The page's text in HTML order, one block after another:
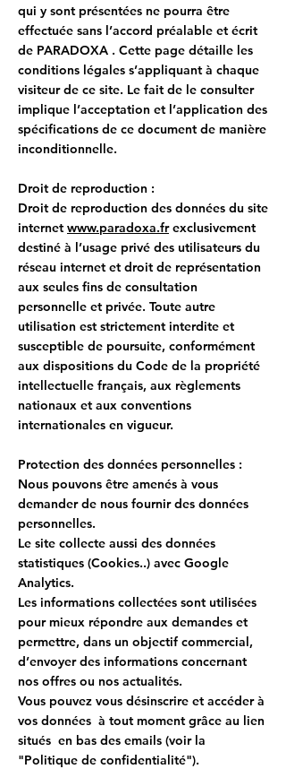
qui y sont présentées ne pourra être
effectuée sans l’accord préalable et écrit
de PARADOXA . Cette page détaille les
conditions légales s’appliquant à chaque
visiteur de ce site. Le fait de le consulter
implique l’acceptation et l’application des
spécifications de ce document de manière
inconditionnelle.
Droit de reproduction :
Droit de reproduction des données du site
internet www.paradoxa.frexclusivement
destiné à l’usage privé des utilisateurs du
réseau internet et droit de représentation
aux seules fins de consultation
personnelle et privée. Toute autre
utilisation est strictement interdite et
susceptible de poursuite, conformément
aux dispositions du Code de la propriété
intellectuelle français, aux règlements
nationaux et aux conventions
internationales en vigueur.
Protection des données personnelles :
Nous pouvons être amenés à vous
demander de nous fournir des données
personnelles.
Le site collecte aussi des données
statistiques (Cookies..) avec Google
Analytics.
Les informations collectées sont utilisées
pour mieux répondre aux demandes et
permettre, dans un objectif commercial,
d’envoyer des informations concernant
nos offres ou nos actualités.
Vous pouvez vous désinscrire et accéder à
vos données à tout moment grâce au lien
situés en bas des emails (voir la
"Politique de confidentialité").